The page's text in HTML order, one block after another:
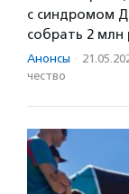
с синдромом
собрать 2
Анонсы ·
чест­во